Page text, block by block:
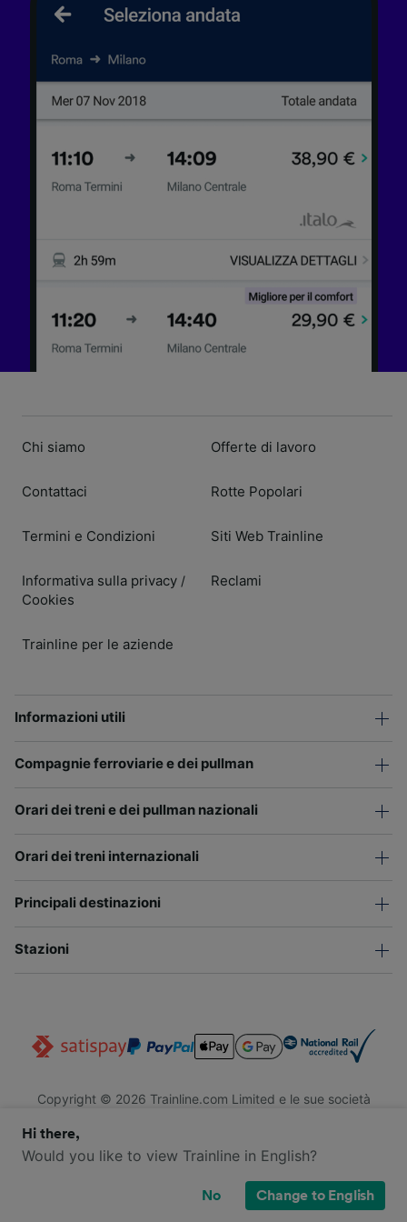
Chi siamo
Contattaci
Termini e Condizioni
Informativa sulla privacy /
Cookies
Trainline per le aziende
Offerte di lavoro
Rotte Popolari
Siti Web Trainline
Reclami
Informazioni utili
Compagnie ferroviarie e dei pullman
Orari dei treni e dei pullman nazionali
Orari dei treni internazionali
Principali destinazioni
Stazioni
Copyright © 2026 Trainline.com Limited e le sue società
Trainline.com Limited è registrata in Inghilterra e Galles. Società
n. 3846791. Sede legale: 1 Stonecutter St, EC4A 4AH, Londra,
Hi there,
Would you like to view Trainline in English?
No Change to English
Utilizzare dati di geolocalizzazione precisi.
dispositivo ai fini dell’identificazione.
personalizzati, misurazione delle prestazioni
dei contenuti e degli annunci, ricerche sul
Elenco dei partner (fornitori)